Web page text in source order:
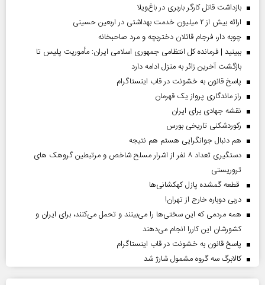
بازداشت قاتل کارگر باربری در باغ‌ویلا
ارائه بیش از ۲ میلیون خدمت بهداشتی در اربعین حسینی
چوبه دار، فرجام قاتلان دختربچه و مرد صاحبخانه
ببینید | فرمانده کل انتظامی جمهوری اسلامی ایران­: مأموریت پلیس تا
بازگشت آخرین زائر به منزل ادامه دارد
پاسخ قانون به خشونت در قاب اینستاگرام
راز ماندگاری پرواز یک قهرمان
نقشه جهادی برای ایران
رکوردشکنی تاریخی بورس
هم دنبال جوانگرایی هستم هم نتیجه
دستگیری تعداد ۸ نفر از اشرار مسلح شاخص و مرتبطین گروهک های
تروریستی
قطعه گمشده پازل کهکشانی‌ها
دربی دوباره خارج از تهران!
همه مردمی که این سختی‌ها را می‌بینند و تحمل می‌کنند، برای ایران و
کشورشان این کاررا انجام می‌دهند
پاسخ قانون به خشونت در قاب اینستاگرام
کالابرگ سه گروه مشمول شارژ شد